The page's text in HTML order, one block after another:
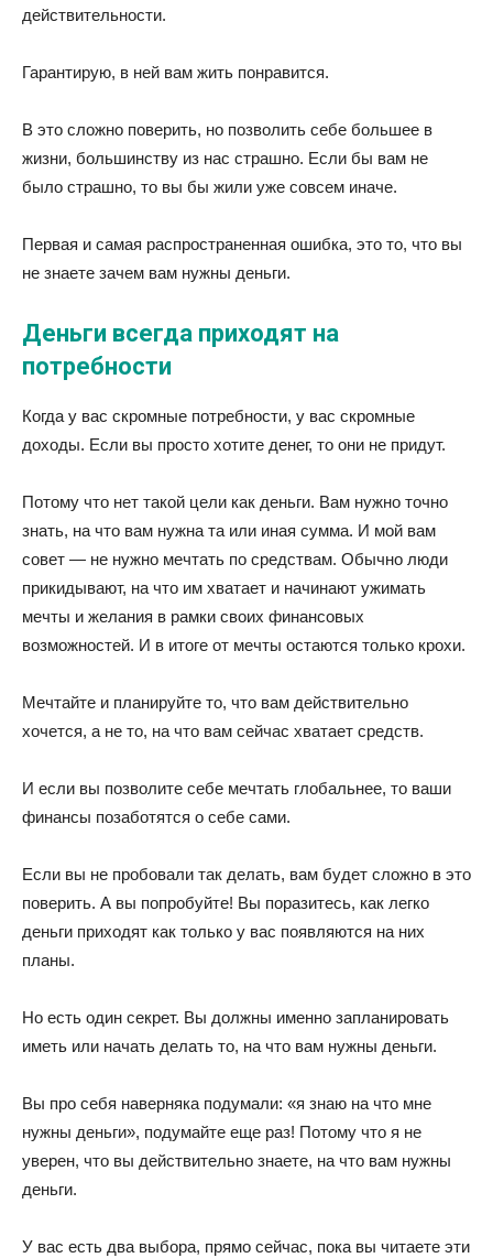
действительности.
Гарантирую, в ней вам жить понравится.
В это сложно поверить, но позволить себе большее в
жизни, большинству из нас страшно. Если бы вам не
было страшно, то вы бы жили уже совсем иначе.
Первая и самая распространенная ошибка, это то, что вы
не знаете зачем вам нужны деньги.
Деньги всегда приходят на
потребности
Когда у вас скромные потребности, у вас скромные
доходы. Если вы просто хотите денег, то они не придут.
Потому что нет такой цели как деньги. Вам нужно точно
знать, на что вам нужна та или иная сумма. И мой вам
совет — не нужно мечтать по средствам. Обычно люди
прикидывают, на что им хватает и начинают ужимать
мечты и желания в рамки своих финансовых
возможностей. И в итоге от мечты остаются только крохи.
Мечтайте и планируйте то, что вам действительно
хочется, а не то, на что вам сейчас хватает средств.
И если вы позволите себе мечтать глобальнее, то ваши
финансы позаботятся о себе сами.
Если вы не пробовали так делать, вам будет сложно в это
поверить. А вы попробуйте! Вы поразитесь, как легко
деньги приходят как только у вас появляются на них
планы.
Но есть один секрет. Вы должны именно запланировать
иметь или начать делать то, на что вам нужны деньги.
Вы про себя наверняка подумали: «я знаю на что мне
нужны деньги», подумайте еще раз! Потому что я не
уверен, что вы действительно знаете, на что вам нужны
деньги.
У вас есть два выбора, прямо сейчас, пока вы читаете эти